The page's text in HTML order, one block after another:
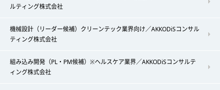
ルティング株式会社
機械設計（リーダー候補）クリーンテック業界向け／AKKODiSコンサル
ティング株式会社
組み込み開発（PL・PM候補）※ヘルスケア業界／AKKODiSコンサルテ
ィング株式会社